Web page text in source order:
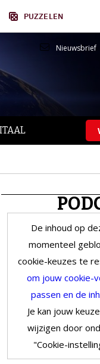
PUZZELEN
Nieuwsbrief
De inhoud op
momenteel
cookie-keuzes te
om jouw cookie-
passen en de
Je kan jouw
wijzigen door
"Cookie-